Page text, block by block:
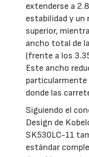
extenderse a
estabilidad y un
superior,
ancho total de
(frente a los
Este ancho
donde las
Siguiendo el
Design de
SK530LC-11
estándar